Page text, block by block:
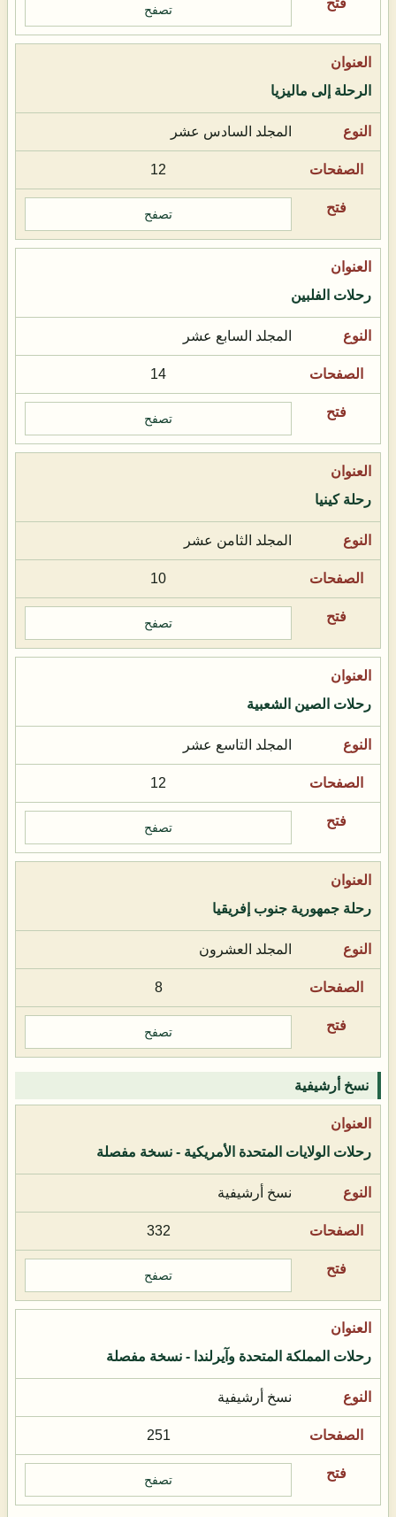
تصفح
الرحلة إلى ماليزيا
المجلد السادس عشر
12
تصفح
رحلات الفلبين
المجلد السابع عشر
14
تصفح
رحلة كينيا
المجلد الثامن عشر
10
تصفح
رحلات الصين الشعبية
المجلد التاسع عشر
12
تصفح
رحلة جمهورية جنوب إفريقيا
المجلد العشرون
8
تصفح
نسخ أرشيفية
رحلات الولايات المتحدة الأمريكية - نسخة مفصلة
نسخ أرشيفية
332
تصفح
رحلات المملكة المتحدة وآيرلندا - نسخة مفصلة
نسخ أرشيفية
251
تصفح